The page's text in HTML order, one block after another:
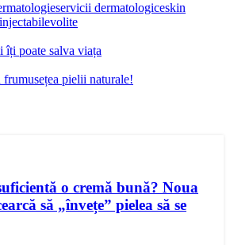
servicii dermatologiceskin
volite
îți poate salva viața
frumusețea pielii naturale!
o cremă bună? Noua
să „învețe” pielea să se